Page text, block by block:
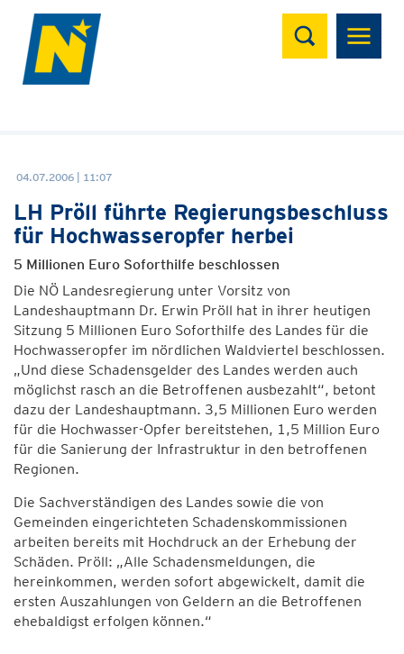
Suchen
04.07.2006 | 11:07
LH Pröll führte Regierungsbeschluss
für Hochwasseropfer herbei
5 Millionen Euro Soforthilfe beschlossen
Die NÖ Landesregierung unter Vorsitz von
Landeshauptmann Dr. Erwin Pröll hat in ihrer heutigen
Sitzung 5 Millionen Euro Soforthilfe des Landes für die
Hochwasseropfer im nördlichen Waldviertel beschlossen.
„Und diese Schadensgelder des Landes werden auch
möglichst rasch an die Betroffenen ausbezahlt“, betont
dazu der Landeshauptmann. 3,5 Millionen Euro werden
für die Hochwasser-Opfer bereitstehen, 1,5 Million Euro
für die Sanierung der Infrastruktur in den betroffenen
Regionen.
Die Sachverständigen des Landes sowie die von
Gemeinden eingerichteten Schadenskommissionen
arbeiten bereits mit Hochdruck an der Erhebung der
Schäden. Pröll: „Alle Schadensmeldungen, die
hereinkommen, werden sofort abgewickelt, damit die
ersten Auszahlungen von Geldern an die Betroffenen
ehebaldigst erfolgen können.“